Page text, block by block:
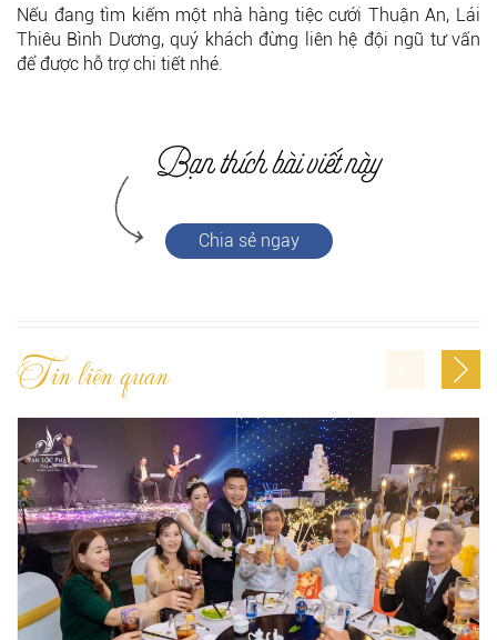
Nếu đang tìm kiếm một nhà hàng tiệc cưới Thuận An, Lái
Thiêu Bình Dương, quý khách đừng liên hệ đội ngũ tư vấn
để được hỗ trợ chi tiết nhé.
Chia sẻ ngay
Tin liên quan